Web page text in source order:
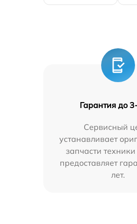
Гарантия до
Сервисный
устанавливает
запчасти
предоставляет
лет.